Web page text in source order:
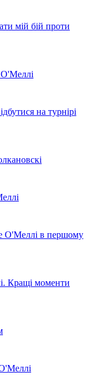
мій бій проти
О'Меллі
на турнірі
О'Меллі в першому
Кращі моменти